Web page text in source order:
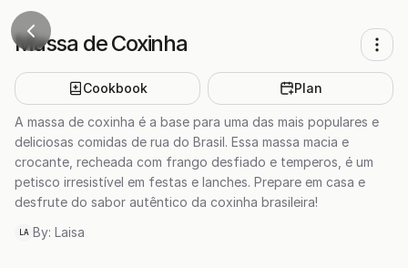
Massa de Coxinha
Cookbook Plan
A massa de coxinha é a base para uma das mais populares e
deliciosas comidas de rua do Brasil. Essa massa macia e
crocante, recheada com frango desfiado e temperos, é um
petisco irresistível em festas e lanches. Prepare em casa e
desfrute do sabor autêntico da coxinha brasileira!
LA By: Laisa